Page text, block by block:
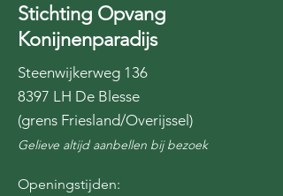
Stichting Opvang
Konijnenparadijs
Steenwijkerweg 136
8397 LH De Blesse
(grens Friesland/Overijssel)
Gelieve altijd aanbellen bij bezoek
Openingstijden: